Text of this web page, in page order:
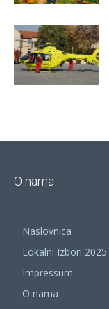
O nama
Naslovnica
Lokalni Izbori 2025
Impressum
O nama